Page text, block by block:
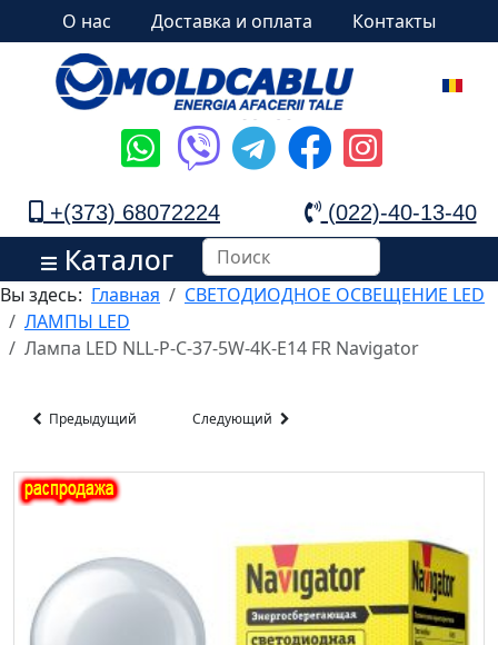
О нас Доставка и оплата Контакты
+(373) 68072224 (022)-40-13-40
Каталог
Вы здесь: Главная
СВЕТОДИОДНОЕ ОСВЕЩЕНИЕ LED
ЛАМПЫ LED
Лампа LED NLL-P-C-37-5W-4K-E14 FR Navigator
Предыдущий Следующий